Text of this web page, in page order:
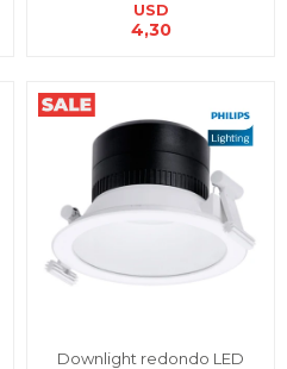
USD
4,30
Downlight redondo LED